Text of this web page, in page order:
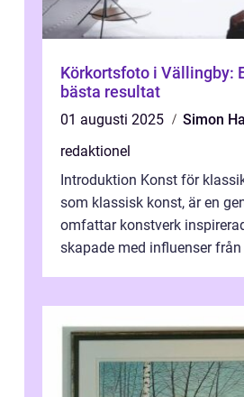
Körkortsfoto i Vällingby:
bästa resultat
01 augusti 2025
Simon
redaktionel
Introduktion Konst för
som klassisk konst, är en
omfattar konstverk
skapade med influenser